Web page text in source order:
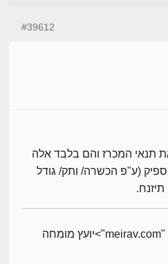
#39612
תנאי המכרז והם בלבד אלה
(ע"פ הכשרה/ ותק/ גודל
ארז מירב -meirav.com" target="_blank">יועץ מומחה